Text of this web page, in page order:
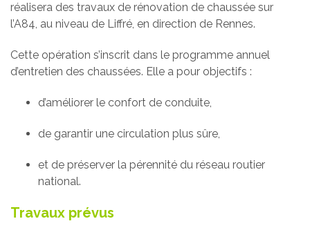
réalisera des travaux de rénovation de chaussée sur
l’A84, au niveau de Liffré, en direction de Rennes.
Cette opération s’inscrit dans le programme annuel
d’entretien des chaussées. Elle a pour objectifs :
d’améliorer le confort de conduite,
de garantir une circulation plus sûre,
et de préserver la pérennité du réseau routier
national.
Travaux prévus